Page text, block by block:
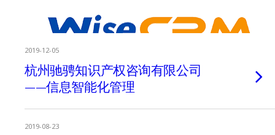
2019-12-05
杭州驰骋知识产权咨询有限公司
——信息智能化管理
2019-08-23